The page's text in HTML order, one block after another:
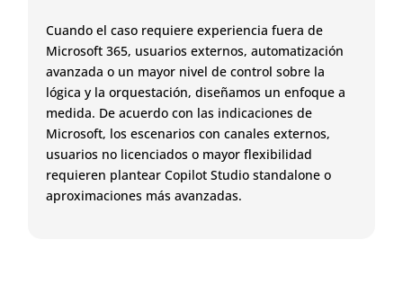
Cuando el caso requiere experiencia fuera de
Microsoft 365, usuarios externos, automatización
avanzada o un mayor nivel de control sobre la
lógica y la orquestación, diseñamos un enfoque a
medida. De acuerdo con las indicaciones de
Microsoft, los escenarios con canales externos,
usuarios no licenciados o mayor flexibilidad
requieren plantear Copilot Studio standalone o
aproximaciones más avanzadas.